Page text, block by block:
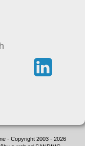
- Copyright 2003 - 2026